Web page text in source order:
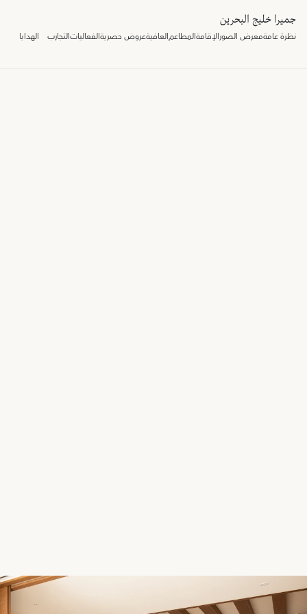
جميرا خليج البحرين
نظرة عامةمعرض الصورالإقامةالمطاعمالعافيةعروض حصريةالفعالياتالتجارب الهدايا